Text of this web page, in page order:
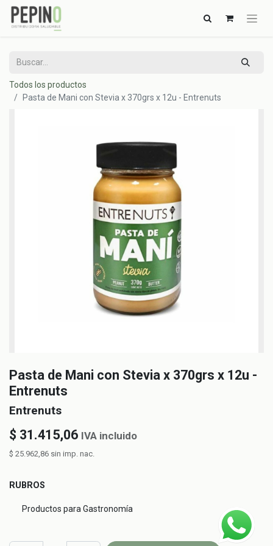
Todos los productos
Pasta de Mani con Stevia x 370grs x 12u - Entrenuts
Pasta de Mani con Stevia x 370grs x 12u -
Entrenuts
Entrenuts
$ 31.415,06 IVA incluido
$ 25.962,86 sin imp. nac.
RUBROS
Productos para Gastronomía